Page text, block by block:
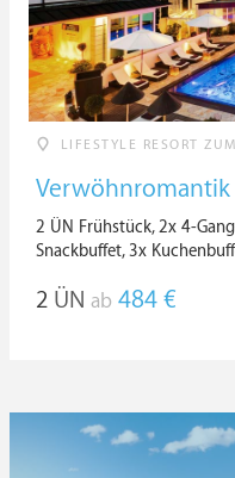
LIFESTYLE RESORT
Verwöhnromantik
2 ÜN Frühstück, 2x 4-
Snackbuffet, 3x
2 ÜN ab 484 €